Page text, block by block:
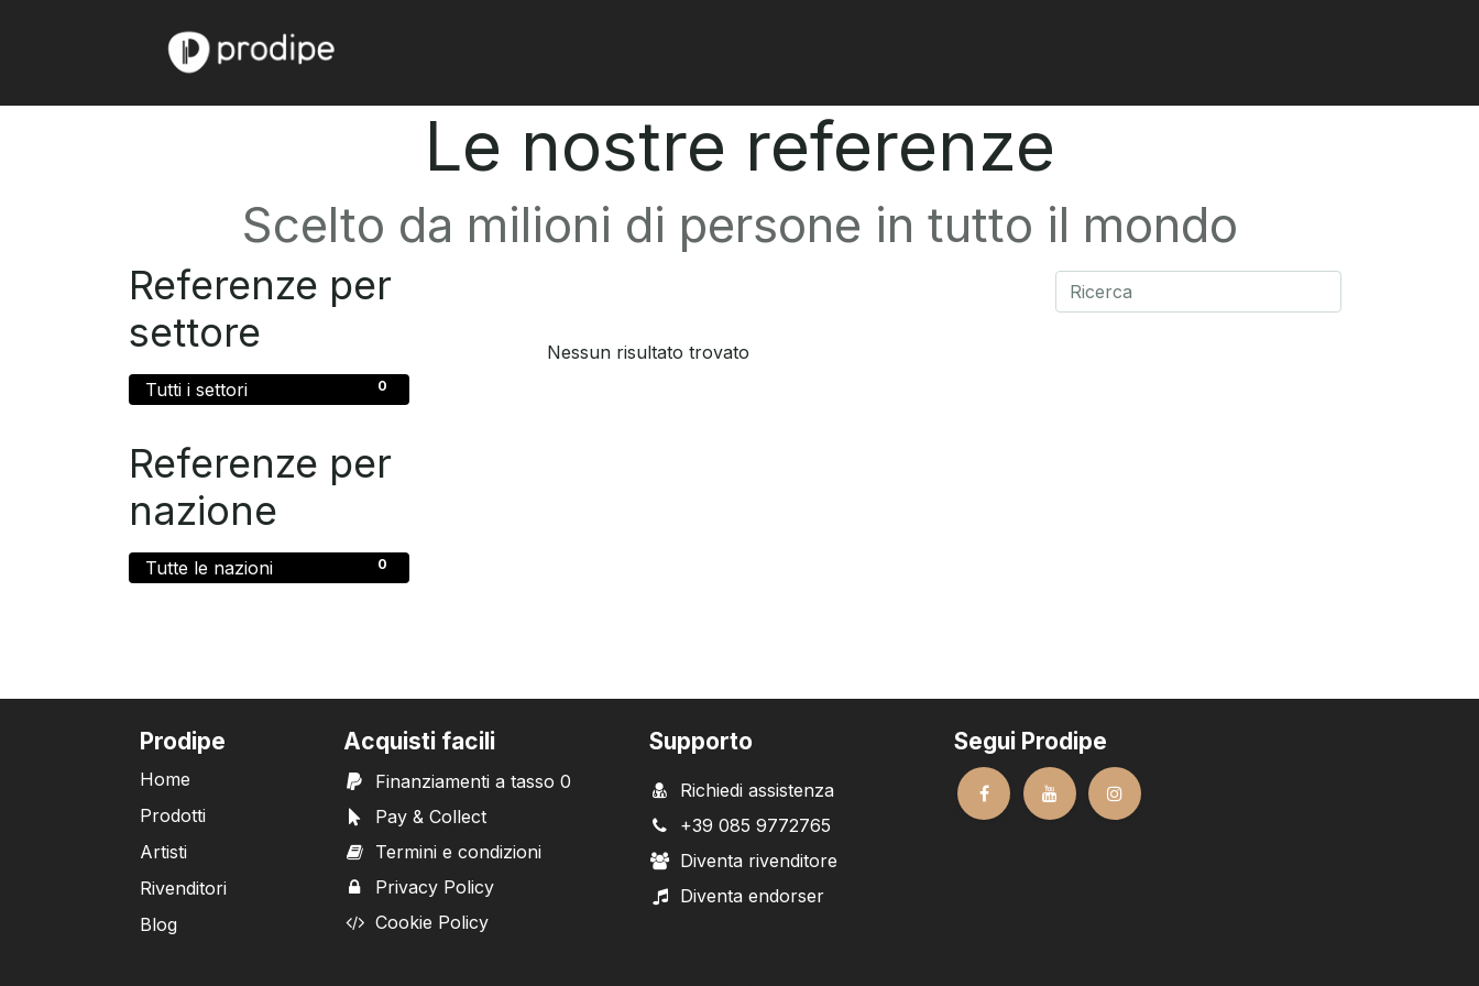
Le nostre referenze
Scelto da milioni di persone in tutto il mondo
Referenze per
settore
0
Tutti i settori
Referenze per
nazione
0
Tutte le nazioni
Nessun risultato trovato
Prodipe
Home
Prodotti
Artisti
Rivenditori
Blog
Acquisti facili
Finanziamenti a tasso 0
Pay & Collect
Termini e condizioni
Privacy Policy
Cookie Policy
Supporto
Richiedi assistenza
+39 085 9772765
Diventa rivenditore
Diventa endorser
Segui Prodipe